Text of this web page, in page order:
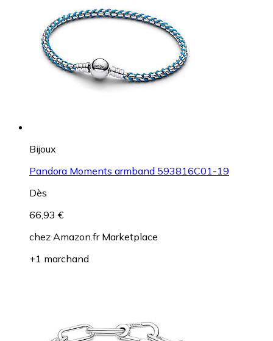
Bijoux
Pandora Moments armband 593816C01-19
Dès
66,93 €
chez Amazon.fr Marketplace
+1 marchand